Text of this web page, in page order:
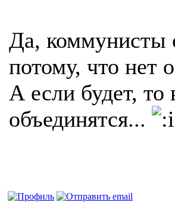
Да, коммунисты
потому, что нет
А если будет,
объединятся...